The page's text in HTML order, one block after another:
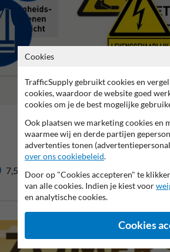
Waarschuwingspictogrammen
7,5 jaar garantie op reflecterende folie
Cookies
TrafficSupply gebruikt cookies en
cookies, waardoor de website goed
cookies om je de best mogelijke
Ook plaatsen we marketing cookies
waarmee wij en derde partijen
advertenties tonen
over ons cookiebeleid.
Door op "Cookies accepteren" te
van alle cookies. Indien je kiest voor
en analytische cookies.
Cookies